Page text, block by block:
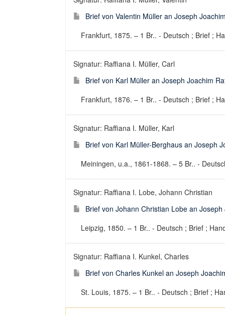
Brief von Valentin Müller an Joseph
Frankfurt, 1875. – 1 Br.. - Deutsch ; Brief ;
Signatur: Raffiana I. Müller, Carl
Brief von Karl Müller an Joseph Joachim
Frankfurt, 1876. – 1 Br.. - Deutsch ; Brief ;
Signatur: Raffiana I. Müller, Karl
Brief von Karl Müller-Berghaus an Joseph
Meiningen, u.a., 1861-1868. – 5 Br.. -
Signatur: Raffiana I. Lobe, Johann Christian
Brief von Johann Christian Lobe an
Leipzig, 1850. – 1 Br.. - Deutsch ; Brief ;
Signatur: Raffiana I. Kunkel, Charles
Brief von Charles Kunkel an Joseph
St. Louis, 1875. – 1 Br.. - Deutsch ; Brief ;